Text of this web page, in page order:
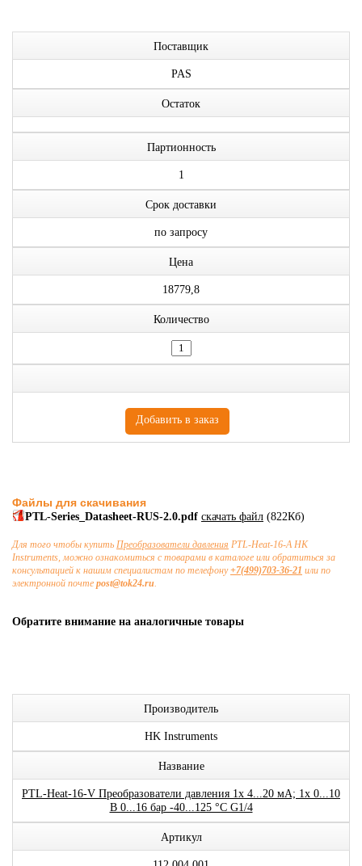
Поставщик
PAS
Остаток
Партионность
1
Срок доставки
по запросу
Цена
18779,8
Количество
Файлы для скачивания
PTL-Series_Datasheet-RUS-2.0.pdf скачать файл (822Кб)
Для того чтобы купить Преобразователи давления PTL-Heat-16-A HK
Instruments, можно ознакомиться с товарами в каталоге или обратиться за
консультацией к нашим специалистам по телефону+7(499)703-36-21 или по
электронной почте post@tok24.ru.
Обратите внимание на аналогичные товары
Производитель
HK Instruments
Название
PTL-Heat-16-V Преобразователи давления 1x 4...20 мА; 1x 0...10
В 0...16 бар -40...125 °C G1/4
Артикул